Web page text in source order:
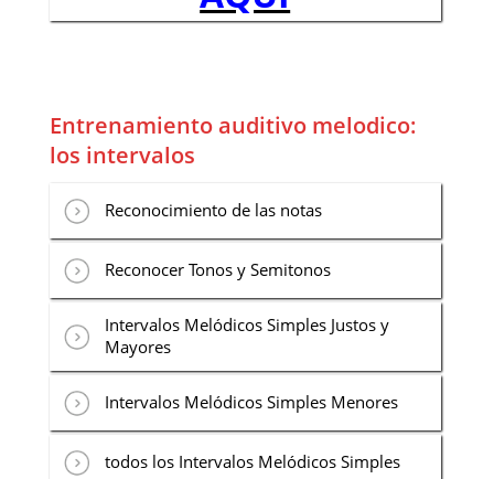
Entrenamiento auditivo melodico:
los intervalos
Reconocimiento de las notas
Reconocer Tonos y Semitonos
Intervalos Melódicos Simples Justos y
Mayores
Intervalos Melódicos Simples Menores
todos los Intervalos Melódicos Simples